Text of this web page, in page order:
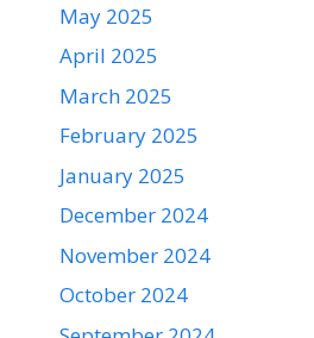
May 2025
April 2025
March 2025
February 2025
January 2025
December 2024
November 2024
October 2024